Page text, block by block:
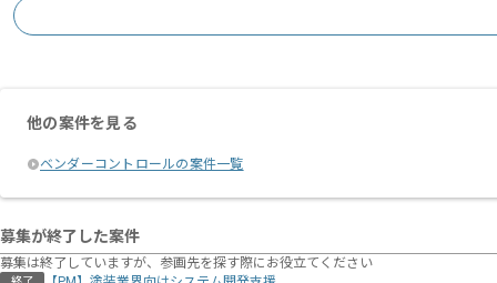
他の案件を見る
ベンダーコントロールの案件一覧
募集が終了した案件
募集は終了していますが、参画先を探す際にお役立てください